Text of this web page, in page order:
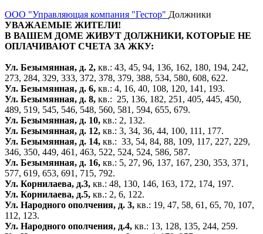
ООО "Управляющая компания "Гестор" Должники
УВАЖАЕМЫЕ ЖИТЕЛИ!
В ВАШЕМ ДОМЕ ЖИВУТ ДОЛЖНИКИ, КОТОРЫЕ НЕ
ОПЛАЧИВАЮТ СЧЕТА ЗА ЖКУ:
Ул. Безымянная, д. 2, кв.: 43, 45, 94, 136, 162, 180, 194, 242,
273, 284, 329, 333, 372, 378, 379, 388, 534, 580, 608, 622.
Ул. Безымянная, д. 6, кв.: 4, 16, 40, 108, 120, 141, 193.
Ул. Безымянная, д. 8, кв.: 25, 136, 182, 251, 405, 445, 450,
489, 519, 545, 546, 548, 560, 581, 594, 655, 679.
Ул. Безымянная, д. 10, кв.: 2, 132.
Ул. Безымянная, д. 12, кв.: 3, 34, 36, 44, 100, 111, 177.
Ул. Безымянная, д. 14, кв.: 33, 54, 84, 88, 109, 117, 227, 229,
346, 350, 449, 461, 463, 522, 524, 524, 586, 587.
Ул. Безымянная, д. 16, кв.: 5, 27, 96, 137, 167, 230, 353, 371,
577, 619, 653, 691, 715, 792.
Ул. Корнилаева, д.3, кв.: 48, 130, 146, 163, 172, 174, 197.
Ул. Корнилаева, д.5, кв.: 2, 6, 122.
Ул. Народного ополчения, д. 3, кв.: 19, 47, 58, 61, 65, 70, 107,
112, 123.
Ул. Народного ополчения, д.4, кв.: 13, 128, 135, 244, 259.